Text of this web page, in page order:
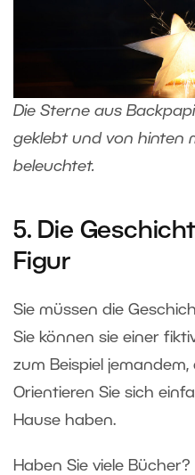
Die Sterne aus
geklebt und von hinten
beleuchtet.
5. Die
Figur
Sie müssen die
Sie können sie einer
zum Beispiel
Orientieren Sie sich
Hause haben.
Haben Sie viele